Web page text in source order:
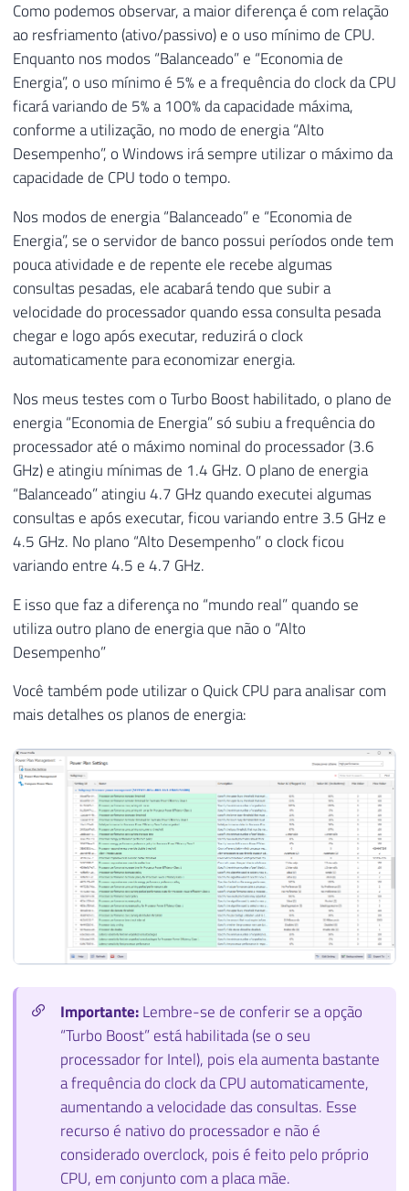
Como podemos observar, a maior diferença é com relação
ao resfriamento (ativo/passivo) e o uso mínimo de CPU.
Enquanto nos modos “Balanceado” e “Economia de
Energia”, o uso mínimo é 5% e a frequência do clock da CPU
ficará variando de 5% a 100% da capacidade máxima,
conforme a utilização, no modo de energia “Alto
Desempenho”, o Windows irá sempre utilizar o máximo da
capacidade de CPU todo o tempo.
Nos modos de energia “Balanceado” e “Economia de
Energia”, se o servidor de banco possui períodos onde tem
pouca atividade e de repente ele recebe algumas
consultas pesadas, ele acabará tendo que subir a
velocidade do processador quando essa consulta pesada
chegar e logo após executar, reduzirá o clock
automaticamente para economizar energia.
Nos meus testes com o Turbo Boost habilitado, o plano de
energia “Economia de Energia” só subiu a frequência do
processador até o máximo nominal do processador (3.6
GHz) e atingiu mínimas de 1.4 GHz. O plano de energia
“Balanceado” atingiu 4.7 GHz quando executei algumas
consultas e após executar, ficou variando entre 3.5 GHz e
4.5 GHz. No plano “Alto Desempenho” o clock ficou
variando entre 4.5 e 4.7 GHz.
E isso que faz a diferença no “mundo real” quando se
utiliza outro plano de energia que não o “Alto
Desempenho”
Você também pode utilizar o Quick CPU para analisar com
mais detalhes os planos de energia:
Importante:Lembre-se de conferir se a opção
“Turbo Boost” está habilitada (se o seu
processador for Intel), pois ela aumenta bastante
a frequência do clock da CPU automaticamente,
aumentando a velocidade das consultas. Esse
recurso é nativo do processador e não é
considerado overclock, pois é feito pelo próprio
CPU, em conjunto com a placa mãe.